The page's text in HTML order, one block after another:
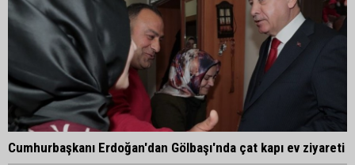
Cumhurbaşkanı Erdoğan'dan Gölbaşı'nda çat kapı ev ziyareti